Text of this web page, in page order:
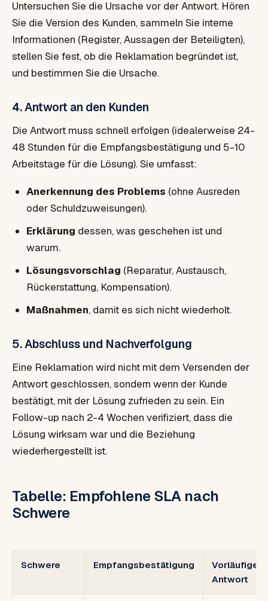
Untersuchen Sie die Ursache vor der Antwort. Hören
Sie die Version des Kunden, sammeln Sie interne
Informationen (Register, Aussagen der Beteiligten),
stellen Sie fest, ob die Reklamation begründet ist,
und bestimmen Sie die Ursache.
4. Antwort an den Kunden
Die Antwort muss schnell erfolgen (idealerweise 24-
48 Stunden für die Empfangsbestätigung und 5-10
Arbeitstage für die Lösung). Sie umfasst:
Anerkennung des Problems (ohne Ausreden
oder Schuldzuweisungen).
Erklärung dessen, was geschehen ist und
warum.
Lösungsvorschlag (Reparatur, Austausch,
Rückerstattung, Kompensation).
Maßnahmen, damit es sich nicht wiederholt.
5. Abschluss und Nachverfolgung
Eine Reklamation wird nicht mit dem Versenden der
Antwort geschlossen, sondern wenn der Kunde
bestätigt, mit der Lösung zufrieden zu sein. Ein
Follow-up nach 2-4 Wochen verifiziert, dass die
Lösung wirksam war und die Beziehung
wiederhergestellt ist.
Tabelle: Empfohlene SLA nach
Schwere
Schwere Empfangsbestätigung
Vorläufige
Antwort